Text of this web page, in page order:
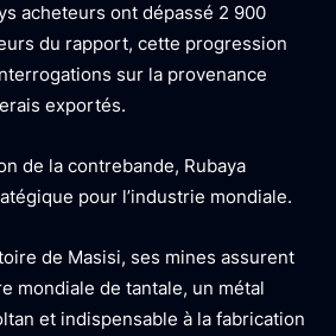
acheteurs ont dépassé 2 900
du rapport, cette progression
sur la provenance
exportés.
de la contrebande, Rubaya
pour l’industrie mondiale.
de Masisi, ses mines assurent
mondiale de tantale, un métal
et indispensable à la fabrication